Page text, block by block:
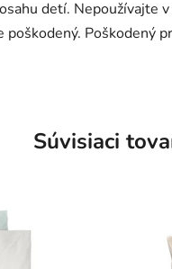
detí. Nepoužívajte
Poškodený
Súvisiaci